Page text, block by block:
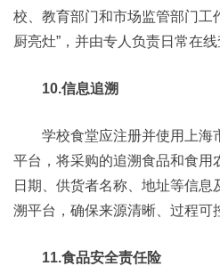
校、教育部门和市场监管部门工
厨亮灶”，并由专人负责日常在
10.信息追溯
学校食堂应注册并使用上海
平台，将采购的追溯食品和食用
日期、供货者名称、地址等信息
溯平台，确保来源清晰、过程可
11.食品安全责任险